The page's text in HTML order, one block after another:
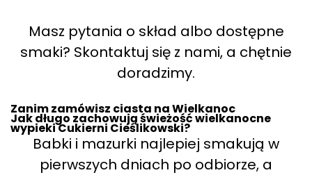
Masz pytania o skład albo dostępne
smaki? Skontaktuj się z nami, a chętnie
doradzimy.
Zanim zamówisz ciasta na Wielkanoc
Jak długo zachowują świeżość wielkanocne
wypieki Cukierni Cieślikowski?
Babki i mazurki najlepiej smakują w
pierwszych dniach po odbiorze, a